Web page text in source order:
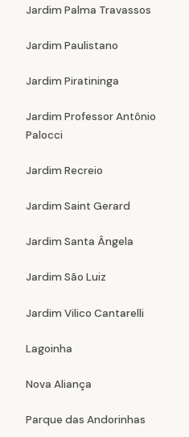
Jardim Palma Travassos
Jardim Paulistano
Jardim Piratininga
Jardim Professor Antônio
Palocci
Jardim Recreio
Jardim Saint Gerard
Jardim Santa Ângela
Jardim São Luiz
Jardim Vilico Cantarelli
Lagoinha
Nova Aliança
Parque das Andorinhas